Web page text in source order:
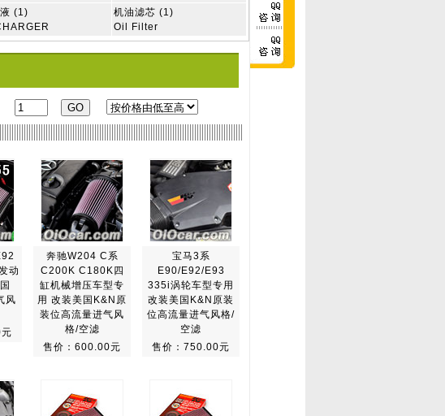
(1)
机油滤芯 (1)
Oil Filter
动
风
奔驰W204 C系
C200K C180K四
缸机械增压车型专
用 改装美国K&N原
装位高流量进气风
格/空滤
售价：600.00元
宝马3系
E90/E92/E93
335i涡轮车型专用
改装美国K&N原装
位高流量进气风格/
空滤
售价：750.00元